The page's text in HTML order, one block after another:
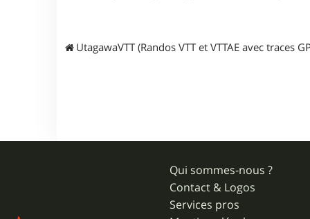
UtagawaVTT (Randos VTT et VTTAE avec traces
Qui sommes-nous ?
Contact & Logos
Services pros